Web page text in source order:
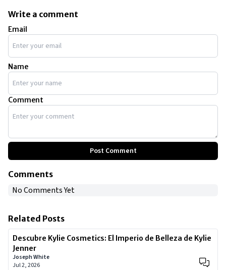
Write a comment
Email
Name
Comment
Post Comment
Comments
No Comments Yet
Related Posts
Descubre Kylie Cosmetics: El Imperio de Belleza de Kylie
Jenner
Joseph White
Jul 2, 2026